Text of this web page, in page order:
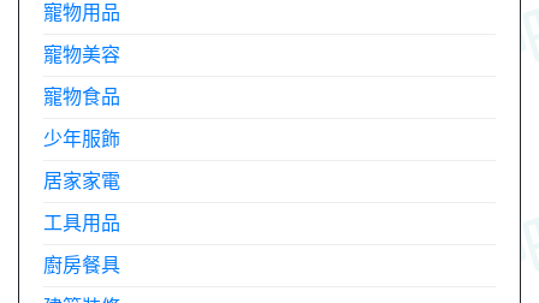
寵物用品
寵物美容
寵物食品
少年服飾
居家家電
工具用品
廚房餐具